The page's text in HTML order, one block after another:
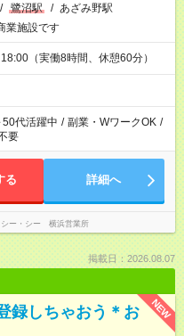
/ 鷺沼駅 / あざみ野駅
業施設です
（実働8時間、休憩60分）
代活躍中 / 副業・WワークOK /
要
る 詳細へ
シー・シー 横浜営業所
掲載日：2026.08.07
NEW
録しちゃおう＊お